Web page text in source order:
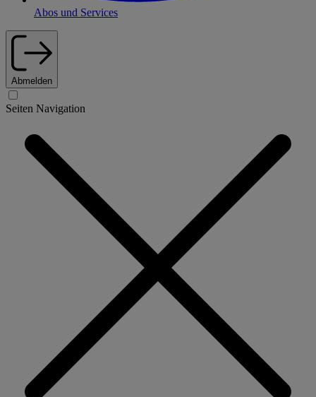
Abos und Services
Abmelden
Seiten Navigation